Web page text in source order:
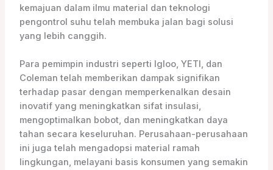
kemajuan dalam ilmu material dan teknologi
pengontrol suhu telah membuka jalan bagi solusi
yang lebih canggih.
Para pemimpin industri seperti Igloo, YETI, dan
Coleman telah memberikan dampak signifikan
terhadap pasar dengan memperkenalkan desain
inovatif yang meningkatkan sifat insulasi,
mengoptimalkan bobot, dan meningkatkan daya
tahan secara keseluruhan. Perusahaan-perusahaan
ini juga telah mengadopsi material ramah
lingkungan, melayani basis konsumen yang semakin